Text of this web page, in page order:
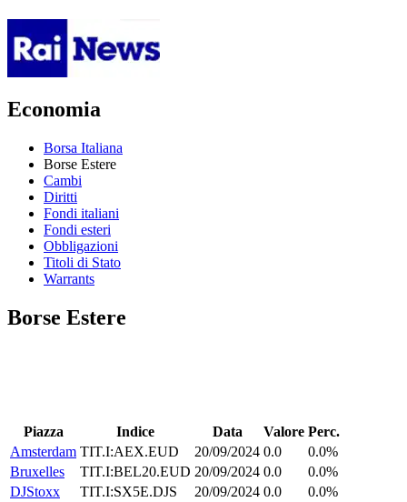
Economia
Borsa Italiana
Borse Estere
Cambi
Diritti
Fondi italiani
Fondi esteri
Obbligazioni
Titoli di Stato
Warrants
Borse Estere
Piazza Indice Data Valore Perc.
Amsterdam TIT.I:AEX.EUD 20/09/2024 0.0
0.0%
Bruxelles
TIT.I:BEL20.EUD 20/09/2024 0.0
0.0%
DJStoxx
TIT.I:SX5E.DJS 20/09/2024 0.0
0.0%